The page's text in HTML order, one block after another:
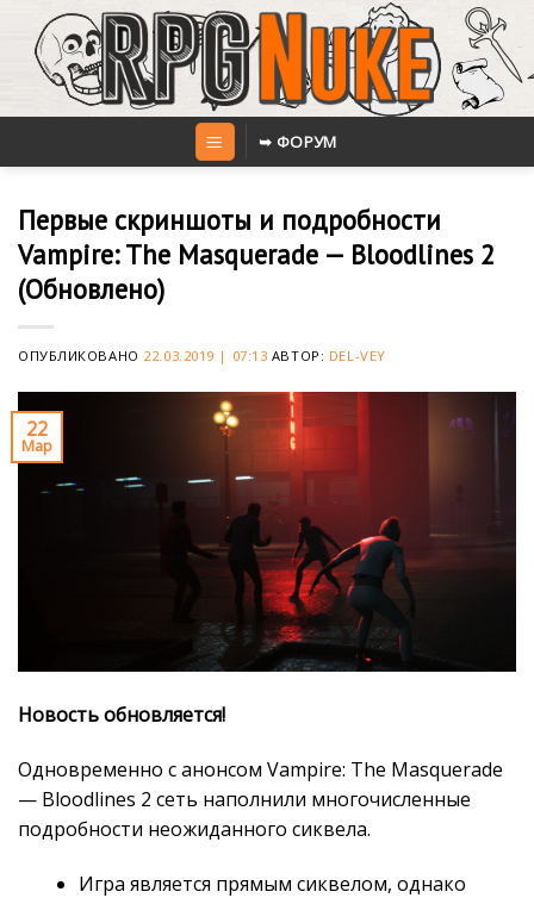
content
➥ ФОРУМ
Первые скриншоты и подробности
Vampire: The Masquerade — Bloodlines 2
(Обновлено)
ОПУБЛИКОВАНО 22.03.2019 | 07:13 АВТОР: DEL-VEY
22
Мар
Новость обновляется!
Одновременно с анонсом Vampire: The Masquerade
— Bloodlines 2 сеть наполнили многочисленные
подробности неожиданного сиквела.
Игра является прямым сиквелом, однако